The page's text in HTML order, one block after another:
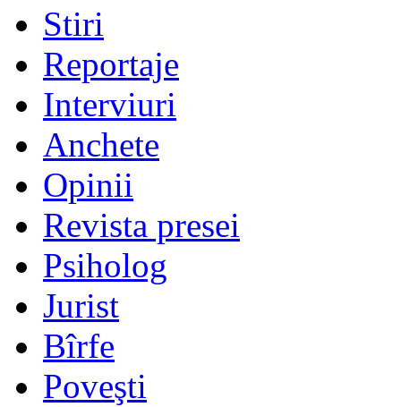
Stiri
Reportaje
Interviuri
Anchete
Opinii
Revista presei
Psiholog
Jurist
Bîrfe
Poveşti